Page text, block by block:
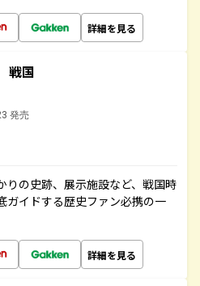
詳細を見る
戦国
発売
りの史跡、展示施設など、戦国時
ガイドする歴史ファン必携の一
詳細を見る